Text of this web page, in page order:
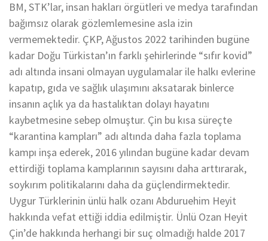
BM, STK’lar, insan hakları örgütleri ve medya tarafından
bağımsız olarak gözlemlemesine asla izin
vermemektedir. ÇKP, Ağustos 2022 tarihinden bugüne
kadar Doğu Türkistan’ın farklı şehirlerinde “sıfır kovid”
adı altında insani olmayan uygulamalar ile halkı evlerine
kapatıp, gıda ve sağlık ulaşımını aksatarak binlerce
insanın açlık ya da hastalıktan dolayı hayatını
kaybetmesine sebep olmuştur. Çin bu kısa süreçte
“karantina kampları” adı altında daha fazla toplama
kampı inşa ederek, 2016 yılından bugüne kadar devam
ettirdiği toplama kamplarının sayısını daha arttırarak,
soykırım politikalarını daha da güçlendirmektedir.
Uygur Türklerinin ünlü halk ozanı Abduruehim Heyit
hakkında vefat ettiği iddia edilmiştir. Ünlü Ozan Heyit
Çin’de hakkında herhangi bir suç olmadığı halde 2017